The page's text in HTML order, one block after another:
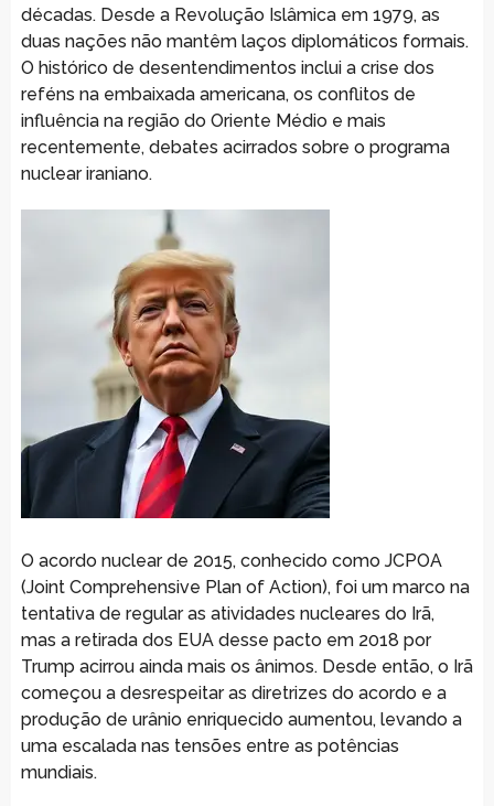
décadas. Desde a Revolução Islâmica em 1979, as
duas nações não mantêm laços diplomáticos formais.
O histórico de desentendimentos inclui a crise dos
reféns na embaixada americana, os conflitos de
influência na região do Oriente Médio e mais
recentemente, debates acirrados sobre o programa
nuclear iraniano.
O acordo nuclear de 2015, conhecido como JCPOA
(Joint Comprehensive Plan of Action), foi um marco na
tentativa de regular as atividades nucleares do Irã,
mas a retirada dos EUA desse pacto em 2018 por
Trump acirrou ainda mais os ânimos. Desde então, o Irã
começou a desrespeitar as diretrizes do acordo e a
produção de urânio enriquecido aumentou, levando a
uma escalada nas tensões entre as potências
mundiais.